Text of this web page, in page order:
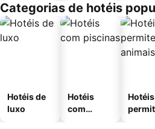
Categorias de hotéis
Hotéis de
luxo
Hotéis
com